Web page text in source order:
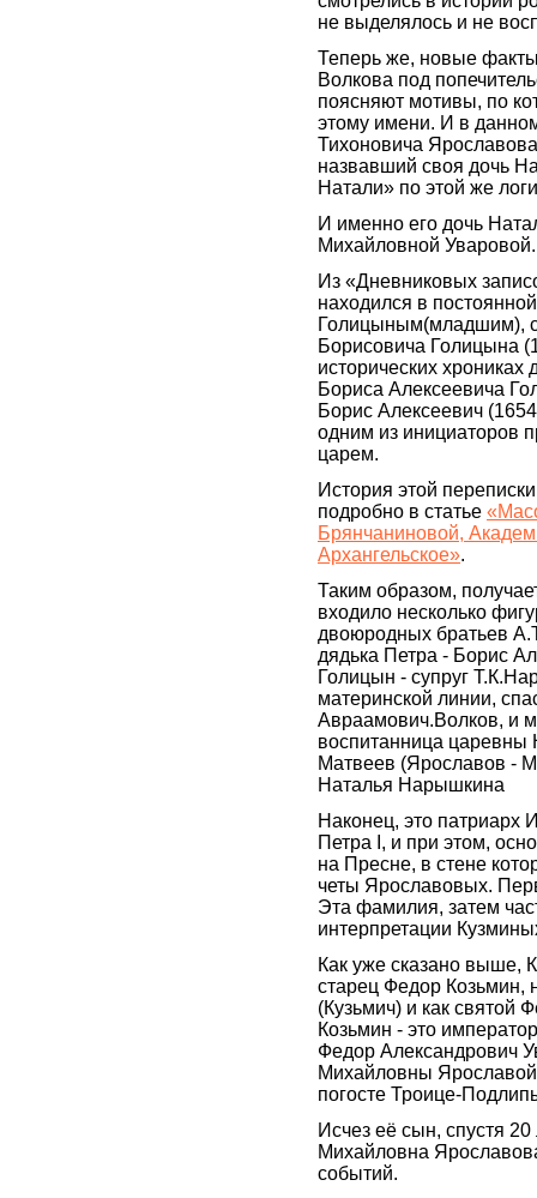
не выделялось и не
Теперь же, новые
Волкова под
поясняют мотивы, по
этому имени. И в
Тихоновича
назвавший своя дочь
Натали» по этой же
И именно его дочь
Михайловной Уваровой.
Из «Дневниковых
находился в
Голицыным(младшим),
Борисовича Голицына
исторических хрониках
Бориса Алексеевича
Борис Алексеевич
одним из инициаторов
царем.
История этой
подробно в статье
Брянчаниновой,
Архангельское».
Таким образом,
входило несколько
двоюродных братьев
дядька Петра - Борис
Голицын - супруг
материнской линии,
Авраамович.Волков, и
воспитанница царевны
Матвеев (Ярославов -
Наталья Нарышкина
Наконец, это патриарх
Петра I, и при этом,
на Пресне, в стене
четы Ярославовых.
Эта фамилия, затем
интерпретации
Как уже сказано выше,
старец Федор Козьмин,
(Кузьмич) и как святой
Козьмин - это
Федор Александрович
Михайловны
погосте Троице-
Исчез её сын, спустя
Михайловна
событий.